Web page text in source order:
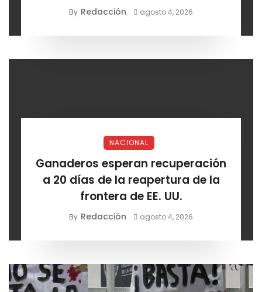
By Redacción agosto 4, 2026
NACIONAL
Ganaderos esperan recuperación
a 20 días de la reapertura de la
frontera de EE. UU.
By Redacción agosto 4, 2026